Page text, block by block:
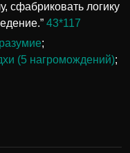
сфабриковать логику
43*117
;
(5 нагромождений);